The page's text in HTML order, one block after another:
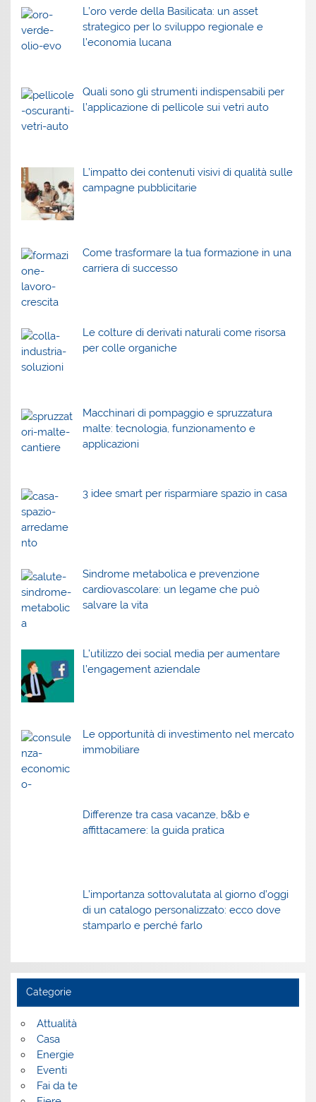
L’oro verde della Basilicata: un asset
strategico per lo sviluppo regionale e
l’economia lucana
Quali sono gli strumenti indispensabili per
l’applicazione di pellicole sui vetri auto
L’impatto dei contenuti visivi di qualità sulle
campagne pubblicitarie
Come trasformare la tua formazione in una
carriera di successo
Le colture di derivati naturali come risorsa
per colle organiche
Macchinari di pompaggio e spruzzatura
malte: tecnologia, funzionamento e
applicazioni
3 idee smart per risparmiare spazio in casa
Sindrome metabolica e prevenzione
cardiovascolare: un legame che può
salvare la vita
L’utilizzo dei social media per aumentare
l’engagement aziendale
Le opportunità di investimento nel mercato
immobiliare
Differenze tra casa vacanze, b&b e
affittacamere: la guida pratica
L’importanza sottovalutata al giorno d’oggi
di un catalogo personalizzato: ecco dove
stamparlo e perché farlo
Categorie
Attualità
Casa
Energie
Eventi
Fai da te